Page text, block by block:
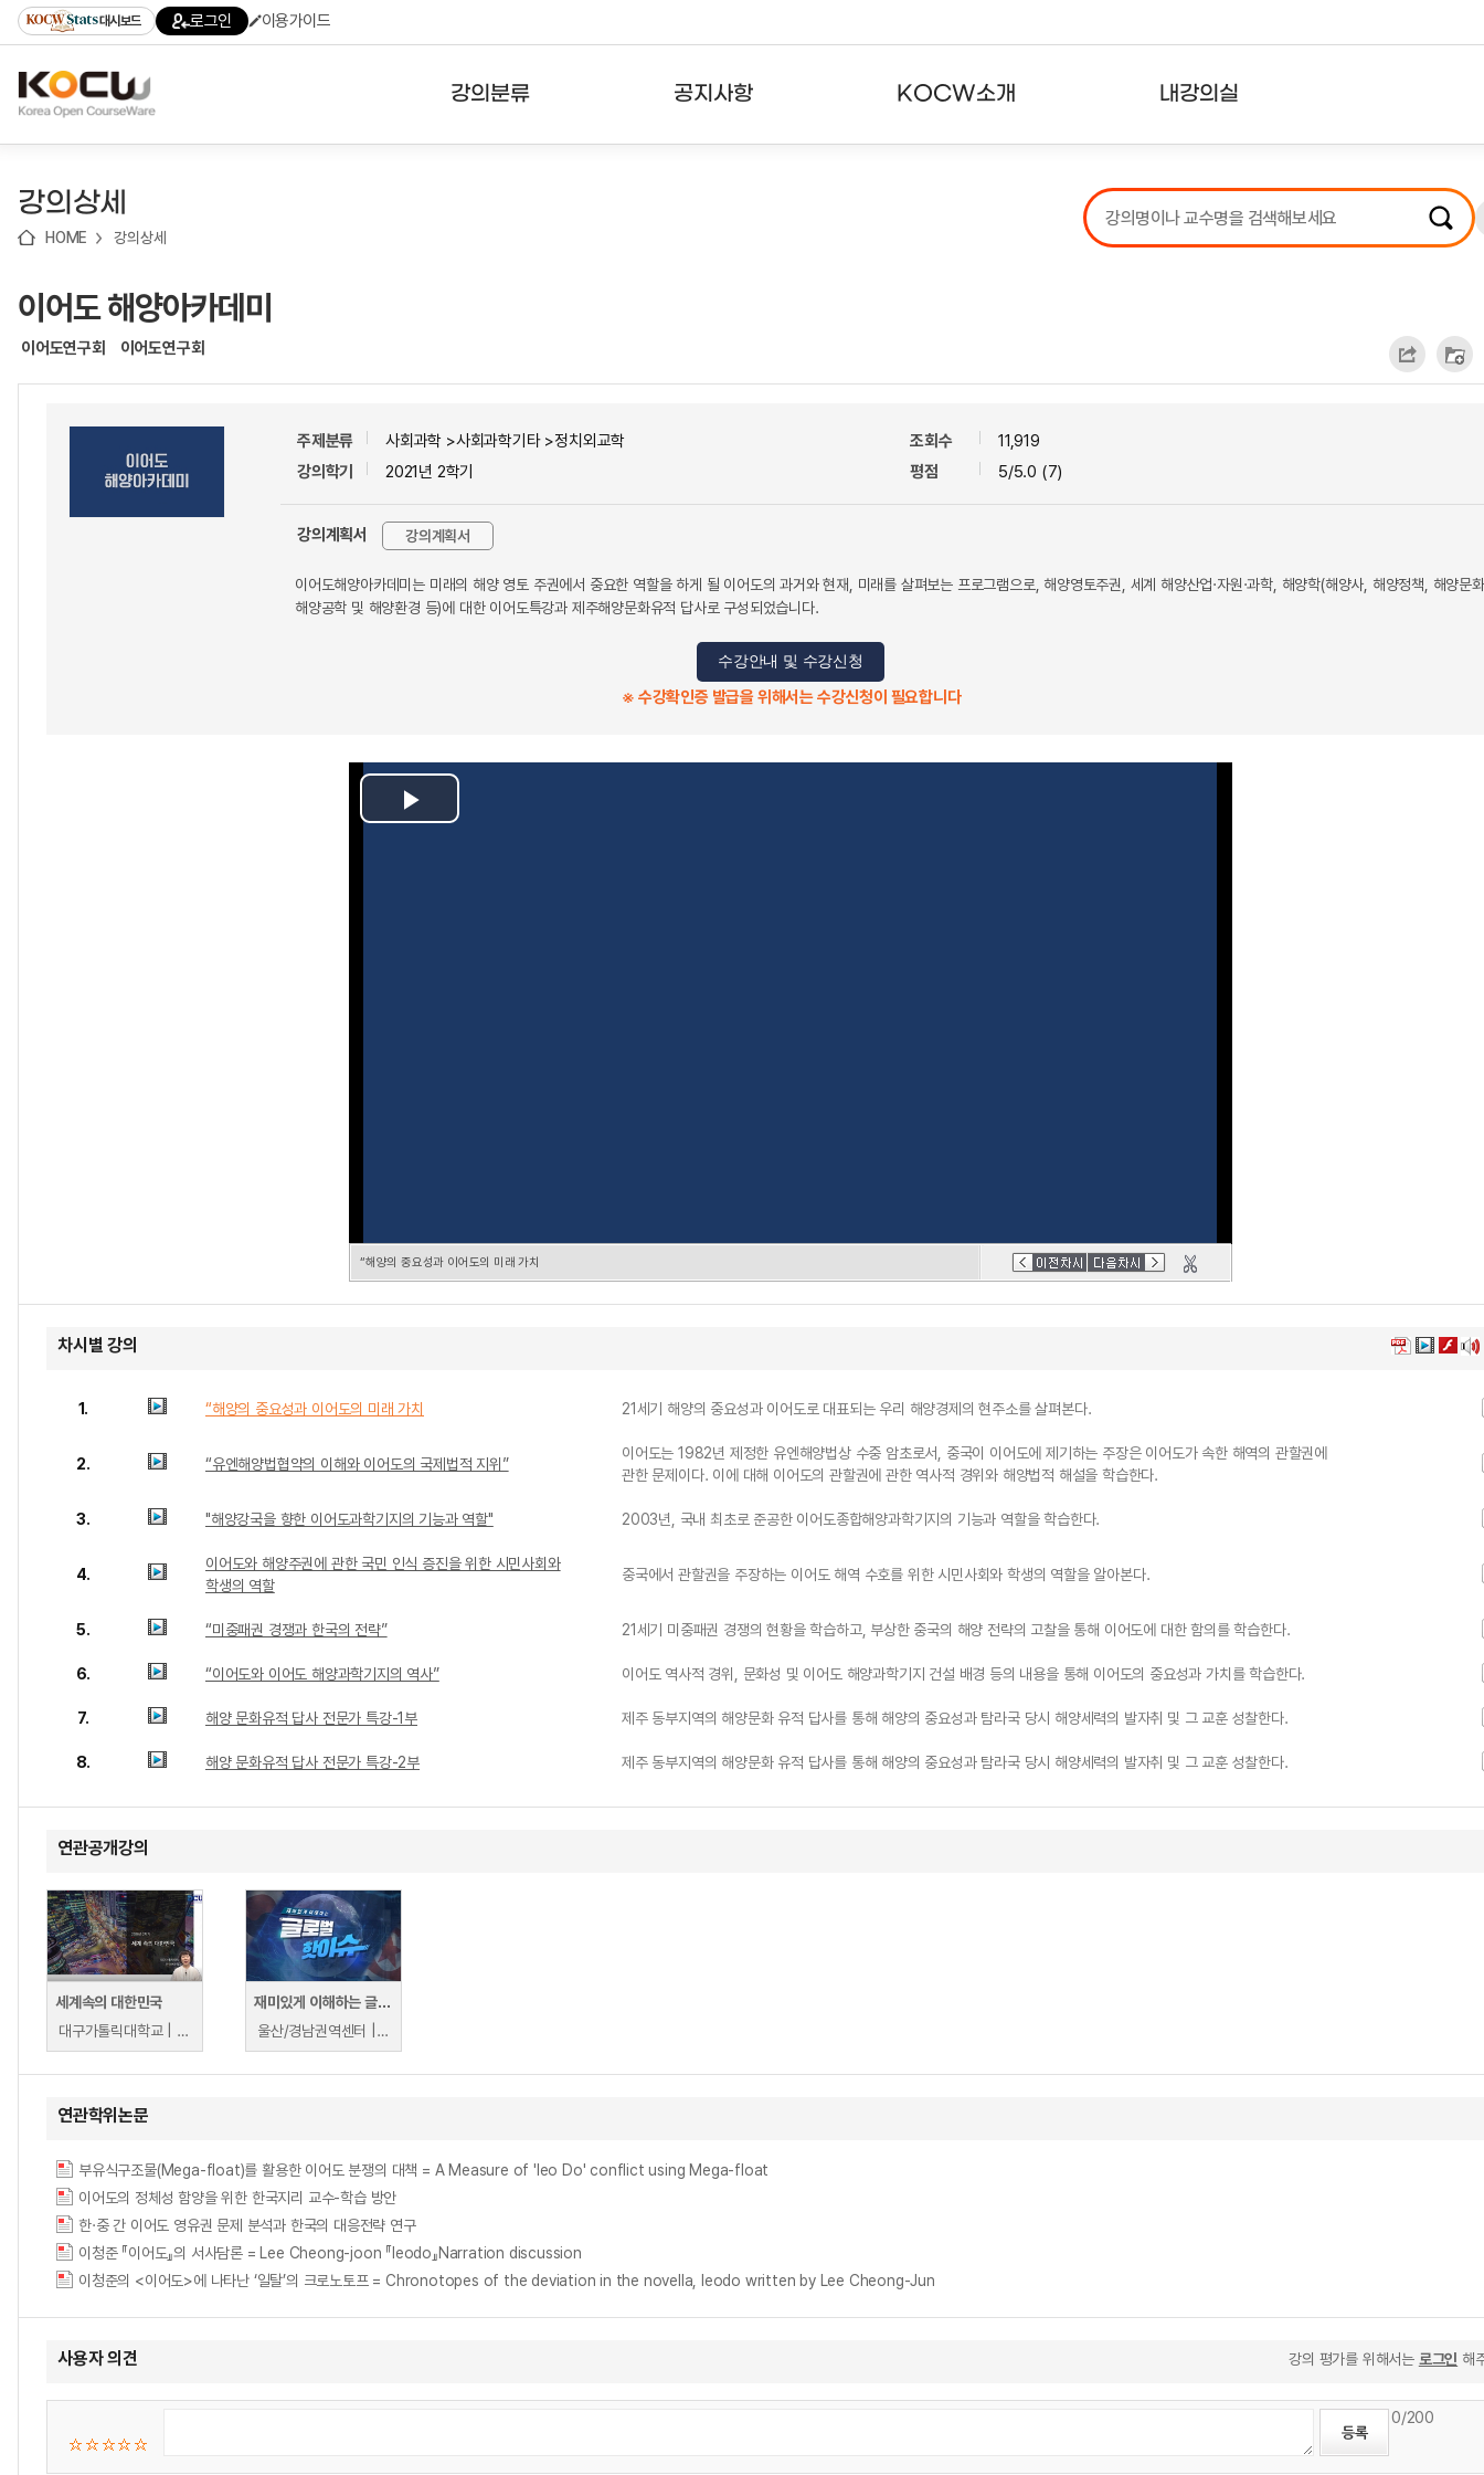
기
기
기
content)
가
대시보드 로그인 이용가이드
강의분류 공지사항 KOCW소개 내강의실
강의리스트
수강확인증강의
강의상세
HOME 강의상세
이어도 해양아카데미
이어도연구회 이어도연구회
주제분류
사회과학 >사회과학기타 >정치외교학
강의학기
2021년 2학기
조회수
11,919
평점
5/5.0 (7)
강의계획서 강의계획서
이어도해양아카데미는 미래의 해양 영토 주권에서 중요한 역할을 하게 될 이어도의 과거와 현재, 미래를 살펴보는 프로그램으로, 해양영토주권, 세계 해양산업·자원·과학, 해양학(해양사, 해양정책, 해양문
해양공학 및 해양환경 등)에 대한 이어도특강과 제주해양문화유적 답사로 구성되었습니다.
수강안내 및 수강신청
※ 수강확인증 발급을 위해서는 수강신청이 필요합니다
Play
“해양의 중요성과 이어도의 미래 가치
차시별 강의
1. “해양의 중요성과 이어도의 미래 가치 21세기 해양의 중요성과 이어도로 대표되는 우리 해양경제의 현주소를 살펴본다.
2. “유엔해양법협약의 이해와 이어도의 국제법적 지위”
이어도는 1982년 제정한 유엔해양법상 수중 암초로서, 중국이 이어도에 제기하는 주장은 이어도가 속한 해역의 관할권에
관한 문제이다. 이에 대해 이어도의 관할권에 관한 역사적 경위와 해양법적 해설을 학습한다.
3. "해양강국을 향한 이어도과학기지의 기능과 역할" 2003년, 국내 최초로 준공한 이어도종합해양과학기지의 기능과 역할을 학습한다.
4.
이어도와 해양주권에 관한 국민 인식 증진을 위한 시민사회와
학생의 역할
중국에서 관할권을 주장하는 이어도 해역 수호를 위한 시민사회와 학생의 역할을 알아본다.
5. “미중패권 경쟁과 한국의 전략” 21세기 미중패권 경쟁의 현황을 학습하고, 부상한 중국의 해양 전략의 고찰을 통해 이어도에 대한 함의를 학습한다.
6. “이어도와 이어도 해양과학기지의 역사” 이어도 역사적 경위, 문화성 및 이어도 해양과학기지 건설 배경 등의 내용을 통해 이어도의 중요성과 가치를 학습한다.
7. 해양 문화유적 답사 전문가 특강-1부 제주 동부지역의 해양문화 유적 답사를 통해 해양의 중요성과 탐라국 당시 해양세력의 발자취 및 그 교훈 성찰한다.
8. 해양 문화유적 답사 전문가 특강-2부 제주 동부지역의 해양문화 유적 답사를 통해 해양의 중요성과 탐라국 당시 해양세력의 발자취 및 그 교훈 성찰한다.
연관공개강의
세계속의 대한민국
대구가톨릭대학교 | 김효신
재미있게 이해하는 글로벌 핫 이슈
울산/경남권역센터 | 이기완
연관학위논문
부유식구조물(Mega-float)를 활용한 이어도 분쟁의 대책 = A Measure of 'Ieo Do' conflict using Mega-float
이어도의 정체성 함양을 위한 한국지리 교수-학습 방안
한·중 간 이어도 영유권 문제 분석과 한국의 대응전략 연구
이청준 『이어도』의 서사담론 = Lee Cheong-joon 『Ieodo』Narration discussion
이청준의 <이어도>에 나타난 ‘일탈’의 크로노토프 = Chronotopes of the deviation in the novella, Ieodo written by Lee Cheong-Jun
사용자 의견 강의 평가를 위해서는 로그인 해
0/200